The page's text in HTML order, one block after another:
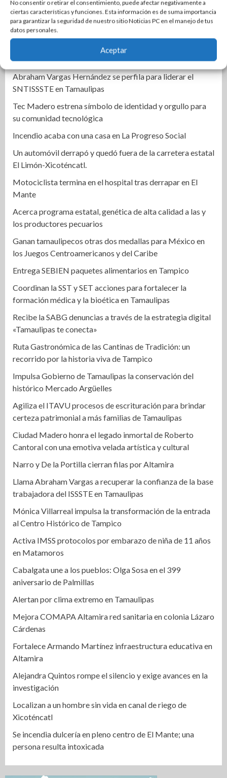
No consentir o retirar el consentimiento, puede afectar negativamente a
ciertas características y funciones. Esta información es de suma importancia
para garantizar la seguridad de nuestro sitio Noticias PC en el manejo de tus
datos personales.
Aceptar
Recibe Rossy Luque Premio Internacional Tonantzin por
quinto año consecutivo
Señal Política | En Rio Bravo se apoya la historia y la
cultura de Tamaulipas: Miguel Almaraz
Abraham Vargas Hernández se perfila para liderar el
SNTISSSTE en Tamaulipas
Tec Madero estrena símbolo de identidad y orgullo para
su comunidad tecnológica
Incendio acaba con una casa en La Progreso Social
Un automóvil derrapó y quedó fuera de la carretera estatal
El Limón-Xicoténcatl.
Motociclista termina en el hospital tras derrapar en El
Mante
Acerca programa estatal, genética de alta calidad a las y
los productores pecuarios
Ganan tamaulipecos otras dos medallas para México en
los Juegos Centroamericanos y del Caribe
Entrega SEBIEN paquetes alimentarios en Tampico
Coordinan la SST y SET acciones para fortalecer la
formación médica y la bioética en Tamaulipas
Recibe la SABG denuncias a través de la estrategia digital
«Tamaulipas te conecta»
Ruta Gastronómica de las Cantinas de Tradición: un
recorrido por la historia viva de Tampico
Impulsa Gobierno de Tamaulipas la conservación del
histórico Mercado Argüelles
Agiliza el ITAVU procesos de escrituración para brindar
certeza patrimonial a más familias de Tamaulipas
Ciudad Madero honra el legado inmortal de Roberto
Cantoral con una emotiva velada artística y cultural
Narro y De la Portilla cierran filas por Altamira
Llama Abraham Vargas a recuperar la confianza de la base
trabajadora del ISSSTE en Tamaulipas
Mónica Villarreal impulsa la transformación de la entrada
al Centro Histórico de Tampico
Activa IMSS protocolos por embarazo de niña de 11 años
en Matamoros
Cabalgata une a los pueblos: Olga Sosa en el 399
aniversario de Palmillas
Alertan por clima extremo en Tamaulipas
Mejora COMAPA Altamira red sanitaria en colonia Lázaro
Cárdenas
Fortalece Armando Martínez infraestructura educativa en
Altamira
Alejandra Quintos rompe el silencio y exige avances en la
investigación
Localizan a un hombre sin vida en canal de riego de
Xicoténcatl
Se incendia dulcería en pleno centro de El Mante; una
persona resulta intoxicada